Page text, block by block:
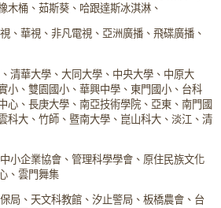
木桶、茹斯葵、哈跟達斯冰淇淋、
、華視、非凡電視、亞洲廣播、飛碟廣播、
清華大學、大同大學、中央大學、中原大
小、雙園國小、華興中學、東門國小、台科
心、長庚大學、南亞技術學院、亞東、南門國
科大、竹師、暨南大學、崑山科大、淡江、清
小企業協會、管理科學學會、原住民族文化
、雲門舞集
局、天文科教館、汐止警局、板橋農會、台